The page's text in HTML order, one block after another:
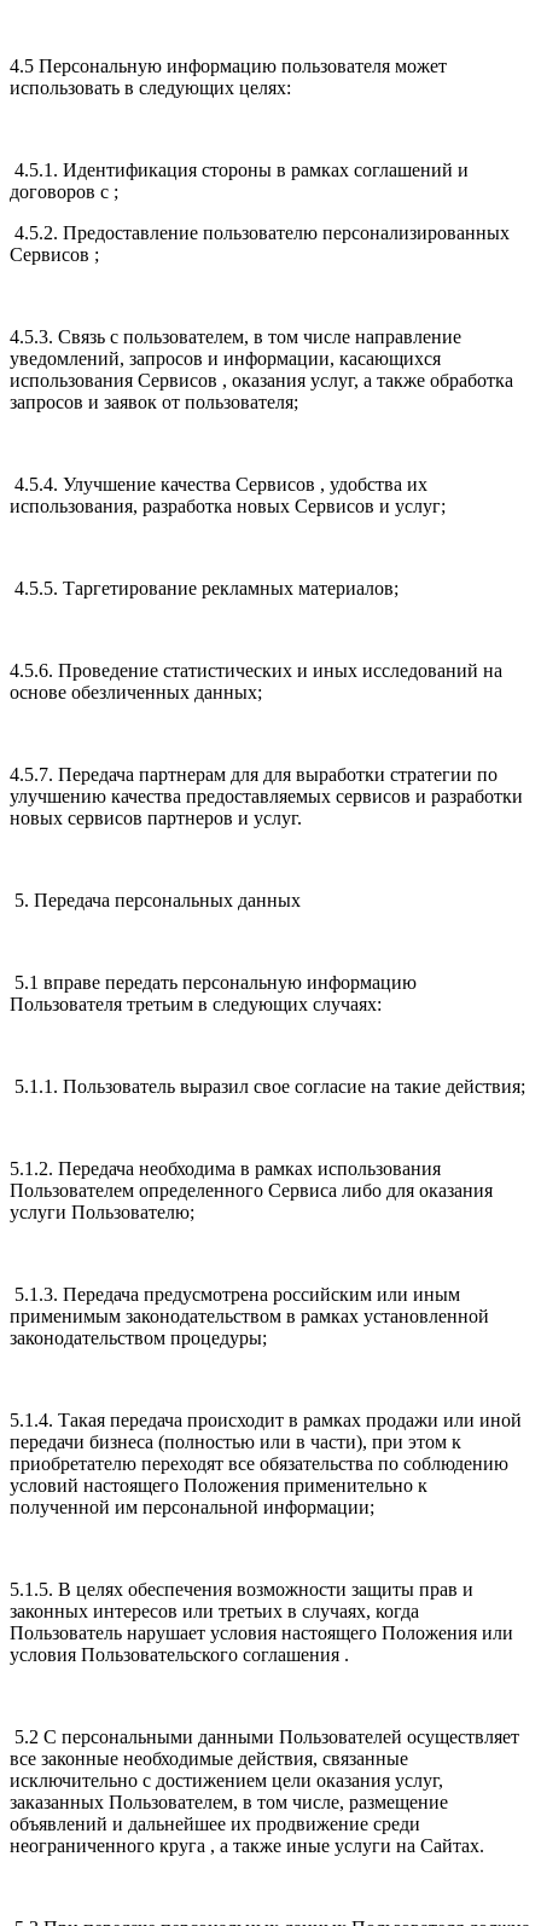
4.5 Персональную информацию пользователя может
использовать в следующих целях:
4.5.1. Идентификация стороны в рамках соглашений и
договоров с ;
4.5.2. Предоставление пользователю персонализированных
Сервисов ;
4.5.3. Связь с пользователем, в том числе направление
уведомлений, запросов и информации, касающихся
использования Сервисов , оказания услуг, а также обработка
запросов и заявок от пользователя;
4.5.4. Улучшение качества Сервисов , удобства их
использования, разработка новых Сервисов и услуг;
4.5.5. Таргетирование рекламных материалов;
4.5.6. Проведение статистических и иных исследований на
основе обезличенных данных;
4.5.7. Передача партнерам для для выработки стратегии по
улучшению качества предоставляемых сервисов и разработки
новых сервисов партнеров и услуг.
5. Передача персональных данных
5.1 вправе передать персональную информацию
Пользователя третьим в следующих случаях:
5.1.1. Пользователь выразил свое согласие на такие действия;
5.1.2. Передача необходима в рамках использования
Пользователем определенного Сервиса либо для оказания
услуги Пользователю;
5.1.3. Передача предусмотрена российским или иным
применимым законодательством в рамках установленной
законодательством процедуры;
5.1.4. Такая передача происходит в рамках продажи или иной
передачи бизнеса (полностью или в части), при этом к
приобретателю переходят все обязательства по соблюдению
условий настоящего Положения применительно к
полученной им персональной информации;
5.1.5. В целях обеспечения возможности защиты прав и
законных интересов или третьих в случаях, когда
Пользователь нарушает условия настоящего Положения или
условия Пользовательского соглашения .
5.2 С персональными данными Пользователей осуществляет
все законные необходимые действия, связанные
исключительно с достижением цели оказания услуг,
заказанных Пользователем, в том числе, размещение
объявлений и дальнейшее их продвижение среди
неограниченного круга , а также иные услуги на Сайтах.